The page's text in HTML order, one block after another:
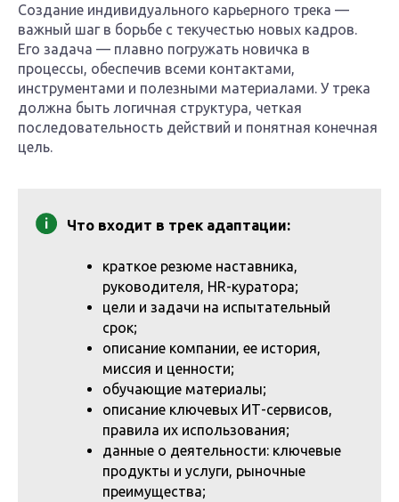
Создание индивидуального карьерного трека —
важный шаг в борьбе с текучестью новых кадров.
Его задача — плавно погружать новичка в
процессы, обеспечив всеми контактами,
инструментами и полезными материалами. У трека
должна быть логичная структура, четкая
последовательность действий и понятная конечная
цель.
Что входит в трек адаптации:
краткое резюме наставника,
руководителя, HR-куратора;
цели и задачи на испытательный
срок;
описание компании, ее история,
миссия и ценности;
обучающие материалы;
описание ключевых ИТ-сервисов,
правила их использования;
данные о деятельности: ключевые
продукты и услуги, рыночные
преимущества;